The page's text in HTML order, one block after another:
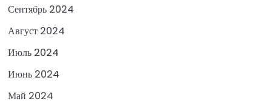
Сентябрь 2024
Август 2024
Июль 2024
Июнь 2024
Май 2024